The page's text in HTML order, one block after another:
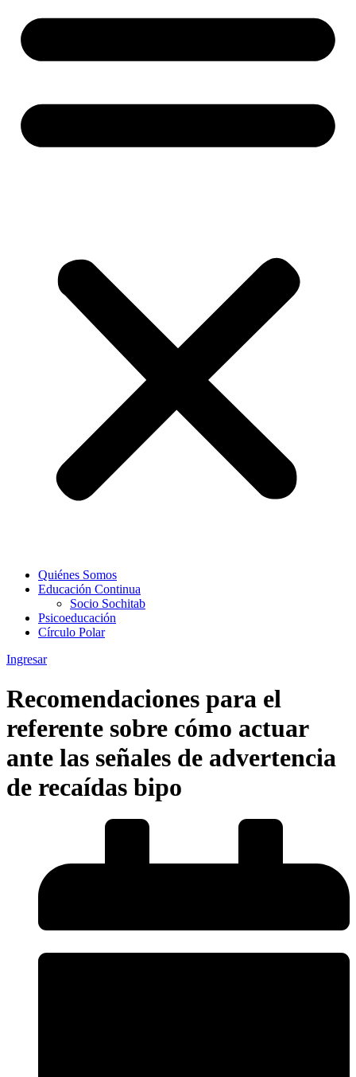
Quiénes Somos
Educación Continua
Socio Sochitab
Psicoeducación
Círculo Polar
Ingresar
Recomendaciones para el
referente sobre cómo actuar
ante las señales de advertencia
de recaídas bipo